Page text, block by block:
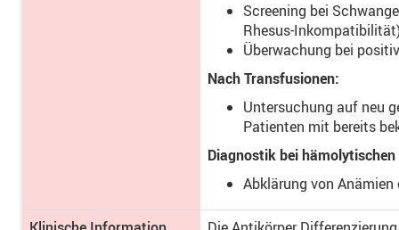
Screening bei
Rhesus-
Überwachung bei
Nach Transfusionen:
Untersuchung auf neu
Patienten mit bereits
Diagnostik bei
Abklärung von